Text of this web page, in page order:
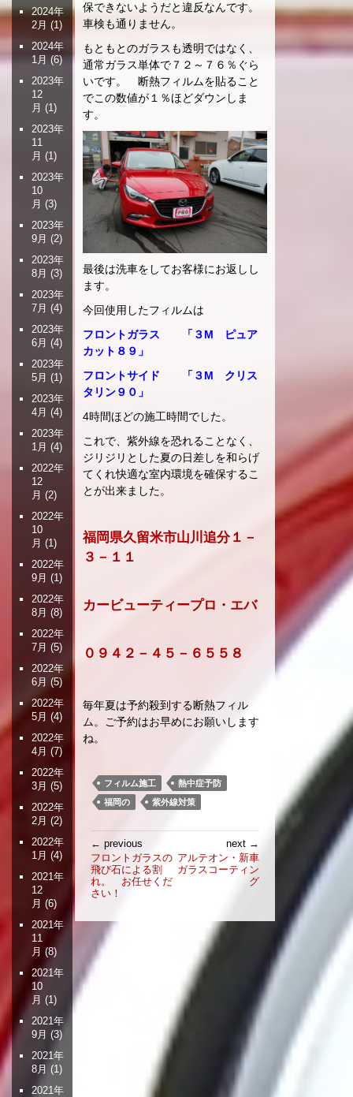
保できないようだと違反なんです。
車検も通りません。
もともとのガラスも透明ではなく、
通常ガラス単体で７２～７６％ぐら
いです。 断熱フィルムを貼ること
でこの数値が１％ほどダウンしま
す。
最後は洗車をしてお客様にお返しし
ます。
今回使用したフィルムは
フロントガラス 「３M ピュア
カット８９」
フロントサイド 「３M クリス
タリン９０」
4時間ほどの施工時間でした。
これで、紫外線を恐れることなく、
ジリジリとした夏の日差しを和らげ
てくれ快適な室内環境を確保するこ
とが出来ました。
福岡県久留米市山川追分１－
３－１１
カービューティープロ・エバ
０９４２－４５－６５５８
毎年夏は予約殺到する断熱フィル
ム。ご予約はお早めにお願いします
ね。
フィルム施工
熱中症予防
福岡の
紫外線対策
稿
ナ
ビ
ー
ョ
ン
← previous
フロントガラスの
飛び石による割
れ。 お任せくだ
さい！
next →
アルテオン・新車
ガラスコーティン
グ
2024年
2月 (1)
2024年
1月(6)
2023年
12
月 (1)
2023年
11
月 (1)
2023年
10
月 (3)
2023年
9月 (2)
2023年
8月 (3)
2023年
7月 (4)
2023年
6月 (4)
2023年
5月 (1)
2023年
4月 (4)
2023年
1月 (4)
2022年
12
月 (2)
2022年
10
月 (1)
2022年
9月 (1)
2022年
8月 (8)
2022年
7月 (5)
2022年
6月 (5)
2022年
5月 (4)
2022年
4月 (7)
2022年
3月 (5)
2022年
2月 (2)
2022年
1月 (4)
2021年
12
月 (6)
2021年
11
月 (8)
2021年
10
月 (1)
2021年
9月 (3)
2021年
8月 (1)
2021年